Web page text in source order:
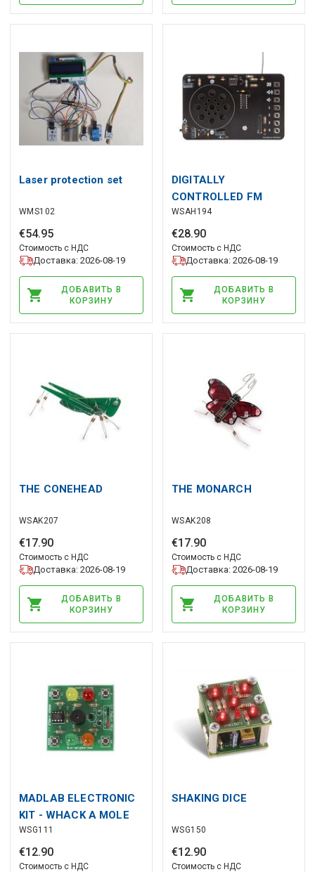
Laser protection set
WMS102
€54.95
Стоимость с НДС
Доставка: 2026-08-19
ДОБАВИТЬ В
КОРЗИНУ
DIGITALLY
CONTROLLED FM
RADIO
WSAH194
€28.90
Стоимость с НДС
Доставка: 2026-08-19
ДОБАВИТЬ В
КОРЗИНУ
THE CONEHEAD
WSAK207
€17.90
Стоимость с НДС
Доставка: 2026-08-19
ДОБАВИТЬ В
КОРЗИНУ
THE MONARCH
WSAK208
€17.90
Стоимость с НДС
Доставка: 2026-08-19
ДОБАВИТЬ В
КОРЗИНУ
MADLAB ELECTRONIC
KIT - WHACK A MOLE
WSG111
€12.90
Стоимость с НДС
SHAKING DICE
WSG150
€12.90
Стоимость с НДС